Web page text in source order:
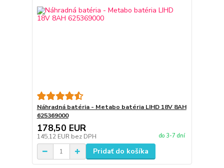
Náhradná batéria - Metabo batéria LIHD 18V 8AH
625369000
178,50 EUR
145,12 EUR bez DPH do 3-7 dní
Pridať do košíka